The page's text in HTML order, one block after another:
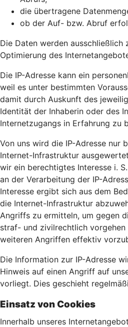
die übertragene
ob der Auf- bzw. Abruf
Die Daten werden ausschließlich
Optimierung des
Die IP-Adresse kann ein
weil es unter bestimmten
damit durch Auskunft des
Identität der Inhaberin oder des
Internetzugangs in Erfahrung zu
Von uns wird die IP-Adresse nur
Internet-Infrastruktur
wir ein berechtigtes Interesse i.
an der Verarbeitung der IP-
Interesse ergibt sich aus dem
die Internet-Infrastruktur
Angriffs zu ermitteln, um gegen
straf- und zivilrechtlich vorgehen
weiteren Angriffen effektiv
Die Information zur IP-Adresse
Hinweis auf einen Angriff auf
vorliegt. Dies geschieht
Einsatz von Cookies
Innerhalb unseres